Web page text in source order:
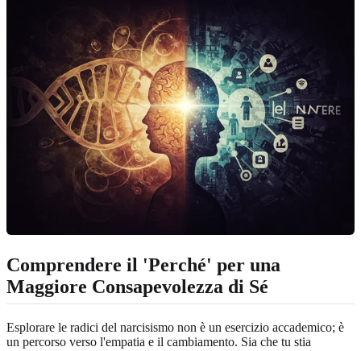
Comprendere il 'Perché' per una
Maggiore Consapevolezza di Sé
Esplorare le radici del narcisismo non è un esercizio accademico; è
un percorso verso l'empatia e il cambiamento. Sia che tu stia